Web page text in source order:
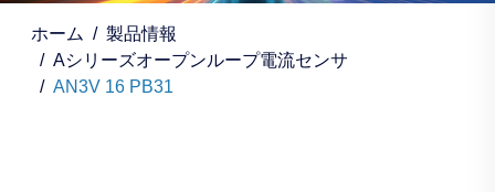
ホーム
製品情報
Aシリーズオープンループ電流センサ
AN3V 16 PB31